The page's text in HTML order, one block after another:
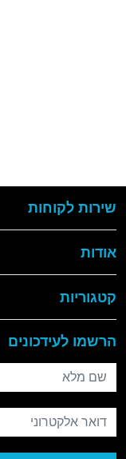
שירות לקוחות
אודות
קטגוריות
הרשמו לעידכונים
שם מלא
דואר אלקטרוני